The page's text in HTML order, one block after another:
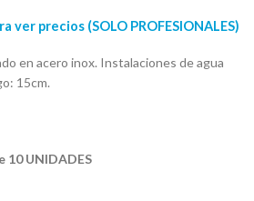
ver precios (SOLO PROFESIONALES)
en acero inox. Instalaciones de agua
15cm.
10 UNIDADES